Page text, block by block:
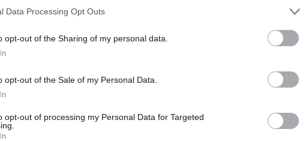
Data Processing Opt Outs
opt-out of the Sharing of my personal data.
opt-out of the Sale of my Personal Data.
opt-out of processing my Personal Data for Targeted
első